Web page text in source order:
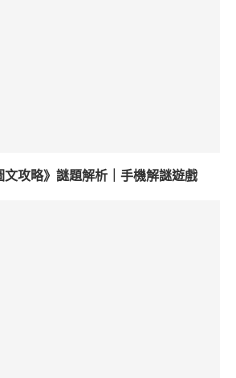
文攻略》謎題解析｜手機解謎遊戲